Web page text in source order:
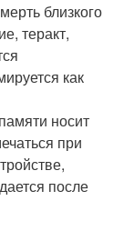
близкого
теракт,
как
носит
при
после